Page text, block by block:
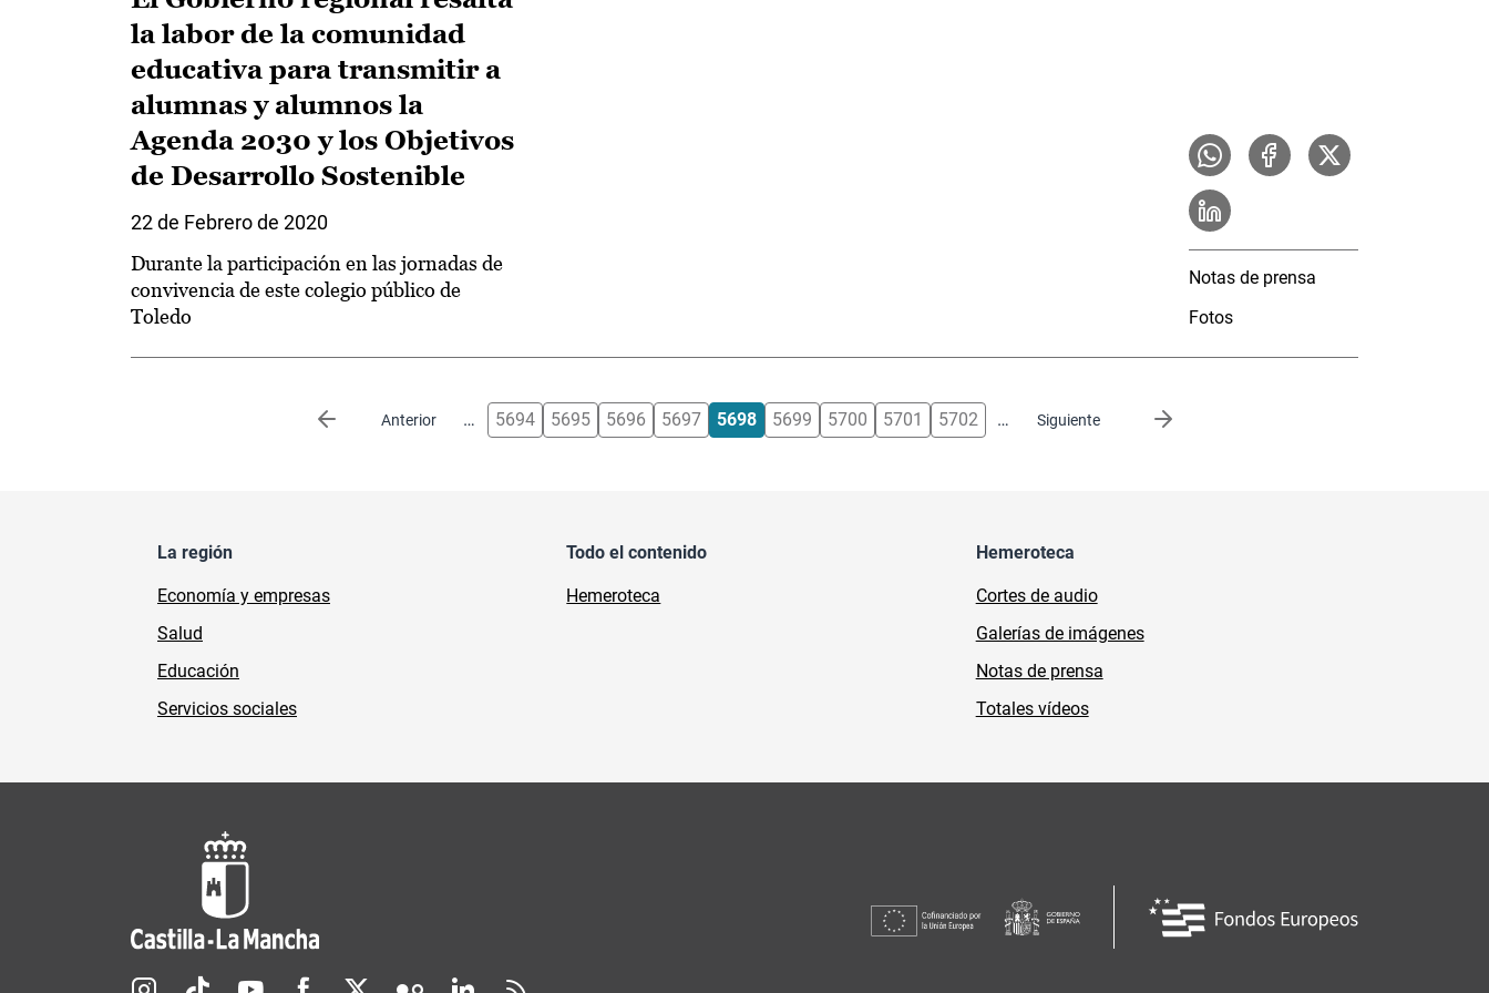
la labor de la comunidad
educativa para transmitir a
alumnas y alumnos la
Agenda 2030 y los Objetivos
de Desarrollo Sostenible
22 de Febrero de 2020
Durante la participación en las jornadas de
convivencia de este colegio público de
Toledo
Notas de prensa
Fotos
Anterior
Página anterior … 5694 5695 5696 5697 5698 5699 5700 5701 5702 … Siguiente
Siguiente página
La región
Economía y empresas
Salud
Educación
Servicios sociales
Todo el contenido
Hemeroteca
Hemeroteca
Cortes de audio
Galerías de imágenes
Notas de prensa
Totales vídeos